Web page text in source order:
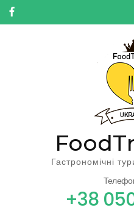
Гастрономічні
+38